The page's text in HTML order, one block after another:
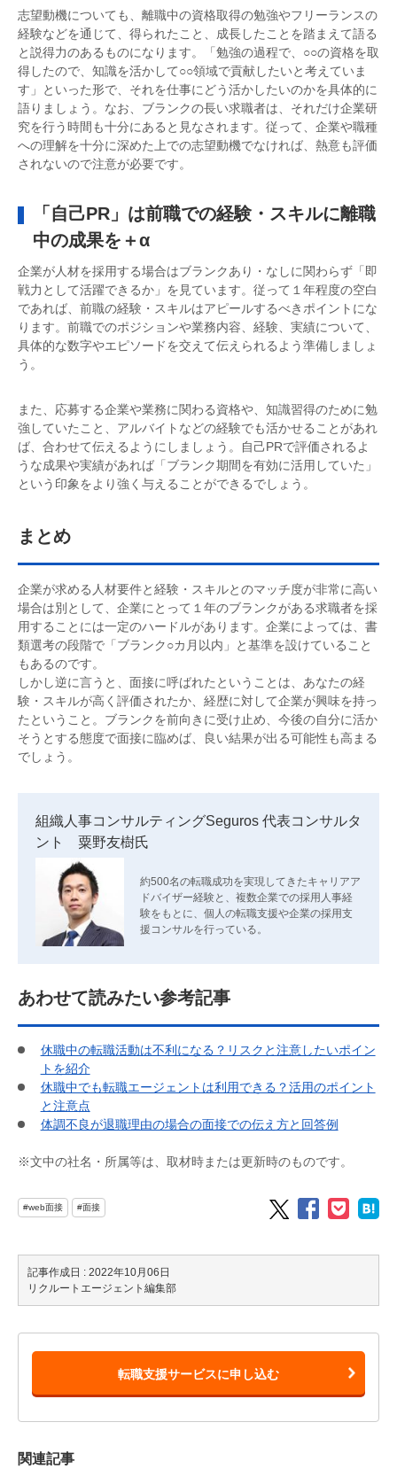
志望動機についても、離職中の資格取得の勉強やフリーランスの
経験などを通じて、得られたこと、成長したことを踏まえて語る
と説得力のあるものになります。「勉強の過程で、○○の資格を取
得したので、知識を活かして○○領域で貢献したいと考えていま
す」といった形で、それを仕事にどう活かしたいのかを具体的に
語りましょう。なお、ブランクの長い求職者は、それだけ企業研
究を行う時間も十分にあると見なされます。従って、企業や職種
への理解を十分に深めた上での志望動機でなければ、熱意も評価
されないので注意が必要です。
「自己PR」は前職での経験・スキルに離職
中の成果を＋α
企業が人材を採用する場合はブランクあり・なしに関わらず「即
戦力として活躍できるか」を見ています。従って１年程度の空白
であれば、前職の経験・スキルはアピールするべきポイントにな
ります。前職でのポジションや業務内容、経験、実績について、
具体的な数字やエピソードを交えて伝えられるよう準備しましょ
う。
また、応募する企業や業務に関わる資格や、知識習得のために勉
強していたこと、アルバイトなどの経験でも活かせることがあれ
ば、合わせて伝えるようにしましょう。自己PRで評価されるよ
うな成果や実績があれば「ブランク期間を有効に活用していた」
という印象をより強く与えることができるでしょう。
まとめ
企業が求める人材要件と経験・スキルとのマッチ度が非常に高い
場合は別として、企業にとって１年のブランクがある求職者を採
用することには一定のハードルがあります。企業によっては、書
類選考の段階で「ブランク○カ月以内」と基準を設けていること
もあるのです。
しかし逆に言うと、面接に呼ばれたということは、あなたの経
験・スキルが高く評価されたか、経歴に対して企業が興味を持っ
たということ。ブランクを前向きに受け止め、今後の自分に活か
そうとする態度で面接に臨めば、良い結果が出る可能性も高まる
でしょう。
組織人事コンサルティングSeguros 代表コンサルタ
ント 粟野友樹氏
約500名の転職成功を実現してきたキャリアア
ドバイザー経験と、複数企業での採用人事経
験をもとに、個人の転職支援や企業の採用支
援コンサルを行っている。
あわせて読みたい参考記事
休職中の転職活動は不利になる？リスクと注意したいポイン
トを紹介
休職中でも転職エージェントは利用できる？活用のポイント
と注意点
体調不良が退職理由の場合の面接での伝え方と回答例
※文中の社名・所属等は、取材時または更新時のものです。
#web面接 #面接
記事作成日 : 2022年10月06日
リクルートエージェント編集部
転職支援サービスに申し込む
関連記事